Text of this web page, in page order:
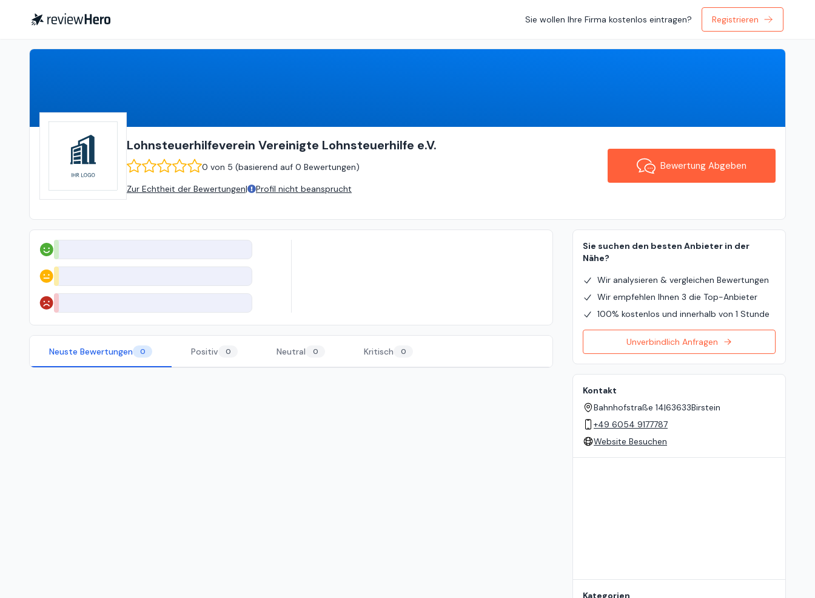
Sie wollen Ihre Firma kostenlos eintragen? Registrieren
Lohnsteuerhilfeverein Vereinigte Lohnsteuerhilfe e.V.
0 von 5 (basierend auf 0 Bewertungen)
Zur Echtheit der Bewertungen| Profil nicht beansprucht
Bewertung Abgeben
Positiv
Neutral
Negativ
Neuste Bewertungen 0 Positiv 0 Neutral 0 Kritisch 0
Sie suchen den besten Anbieter in der
Nähe?
Wir analysieren & vergleichen Bewertungen
Wir empfehlen Ihnen 3 die Top-Anbieter
100% kostenlos und innerhalb von 1 Stunde
Unverbindlich Anfragen
Kontakt
Bahnhofstraße 14|63633Birstein
+49 6054 9177787
Website Besuchen
Kategorien